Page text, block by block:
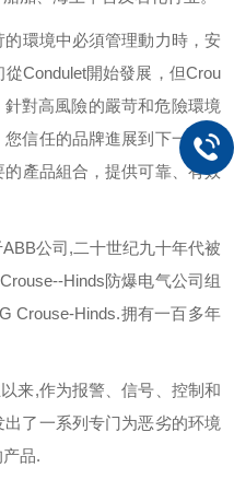
環境中必須管理動力時，安
從Condulet開始發展，但Crou
對高風險的嚴苛和危險環境
信任的品牌進展到下一個階
的產品組合，提供可靠、有效
ABB公司,二十世纪九十年代被
Crouse--Hinds防爆电气公司组
Crouse-Hinds.拥有一百多年
来,作为报警、信号、控制和
了一系列专门为恶劣的环境
品.